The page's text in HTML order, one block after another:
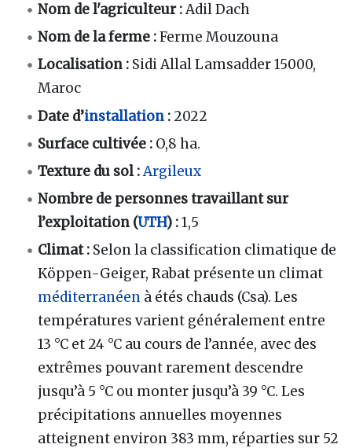
Nom de l'agriculteur :Adil Dach
Nom de la ferme :Ferme Mouzouna
Localisation : Sidi Allal Lamsadder 15000,
Maroc
Date d’installation : 2022
Surface cultivée : O,8 ha.
Texture du sol :Argileux
Nombre de personnes travaillant sur
l’exploitation (UTH) :1,5
Climat : Selon la classification climatique de
Köppen-Geiger, Rabat présente un climat
méditerranéen à étés chauds (Csa). Les
températures varient généralement entre
13 °C et 24 °C au cours de l’année, avec des
extrêmes pouvant rarement descendre
jusqu’à 5 °C ou monter jusqu’à 39 °C. Les
précipitations annuelles moyennes
atteignent environ 383 mm, réparties sur 52